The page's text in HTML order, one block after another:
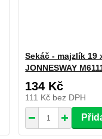
Sekáč - majzlík 19
JONNESWAY
134 Kč
111 Kč bez DPH